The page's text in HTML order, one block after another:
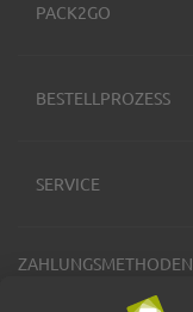
PACK2GO
BESTELLPROZESS
SERVICE
ZAHLUNGSMETHODEN